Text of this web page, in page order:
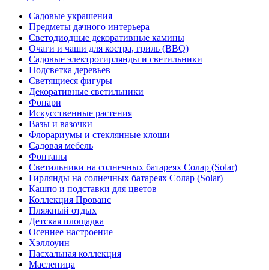
Садовые украшения
Предметы дачного интерьера
Светодиодные декоративные камины
Очаги и чаши для костра, гриль (BBQ)
Садовые электрогирлянды и светильники
Подсветка деревьев
Светящиеся фигуры
Декоративные светильники
Фонари
Искусственные растения
Вазы и вазочки
Флорариумы и стеклянные клоши
Садовая мебель
Фонтаны
Светильники на солнечных батареях Солар (Solar)
Гирлянды на солнечных батареях Солар (Solar)
Кашпо и подставки для цветов
Коллекция Прованс
Пляжный отдых
Детская площадка
Осеннее настроение
Хэллоуин
Пасхальная коллекция
Масленица